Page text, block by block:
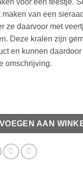
voor een feestje.
maken van een
ze daarvoor met
Deze kralen zijn
en kunnen
omschrijving.
bedels met pin voor
AAN